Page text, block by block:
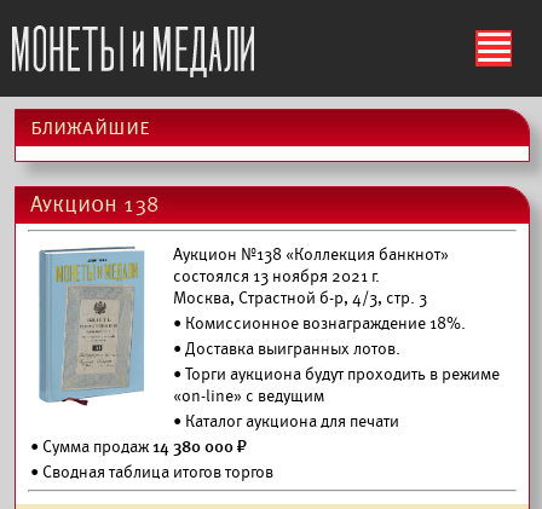
ś
ближайшие
Аукцион 138
Аукцион №138 «Коллекция банкнот»
состоялся 13 ноября 2021 г.
Москва, Страстной б-р, 4/3, стр. 3
• Комиссионное вознаграждение 18%.
• Доставка выигранных лотов.
• Торги аукциона будут проходить в режиме
«on-line» с ведущим
• Каталог аукциона для печати
• Сумма продаж14 380 000 ₽
• Сводная таблица итогов торгов